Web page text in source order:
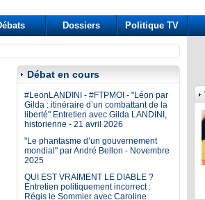
Dossiers Politique TV
piene di messaggi (a destra e a sinistra)
Débat en cours
#LeonLANDINI - #FTPMOI - "Léon par
Gilda : itinéraire d’un combattant de la
liberté" Entretien avec Gilda LANDINI,
historienne - 21 avril 2026
"Le phantasme d’un gouvernement
mondial" par André Bellon - Novembre
2025
QUI EST VRAIMENT LE DIABLE ?
Entretien politiquement incorrect :
Régis le Sommier avec Caroline